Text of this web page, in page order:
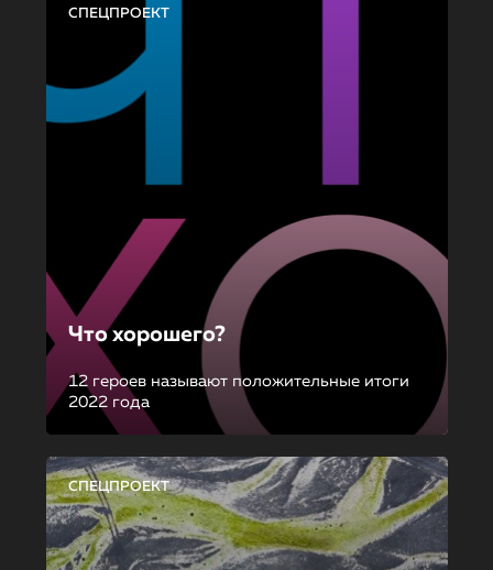
СПЕЦПРОЕКТ
Что хорошего?
12 героев называют положительные итоги
2022 года
СПЕЦПРОЕКТ